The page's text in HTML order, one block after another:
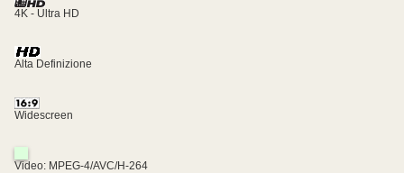
4K - Ultra HD
Alta Definizione
Widescreen
Video: MPEG-4/AVC/H-264